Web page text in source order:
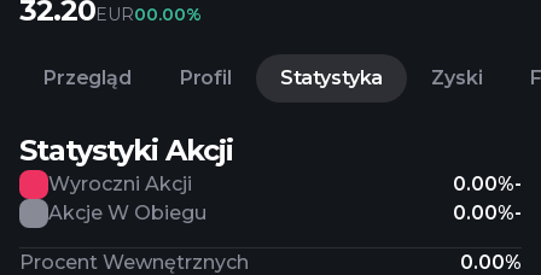
32.20EUR00.00%
Przegląd Profil Statystyka Zyski
Statystyki Akcji
Wyroczni Akcji 0.00%-
Akcje W Obiegu
0.00%-
Procent Wewnętrznych
0.00%